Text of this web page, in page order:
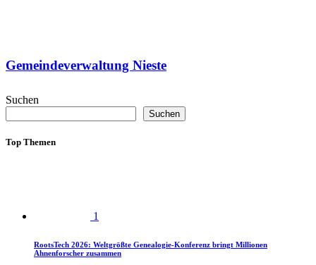
Gemeindeverwaltung Nieste
Suchen
Suchen
Top Themen
1
RootsTech 2026: Weltgrößte Genealogie-Konferenz bringt Millionen
Ahnenforscher zusammen